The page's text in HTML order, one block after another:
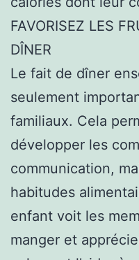
FAVORISEZ LES
DÎNER
Le fait de dîner
seulement
familiaux. Cela
développer les
communication,
habitudes
enfant voit les
manger et